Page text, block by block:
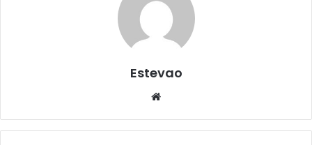
Estevao
Website